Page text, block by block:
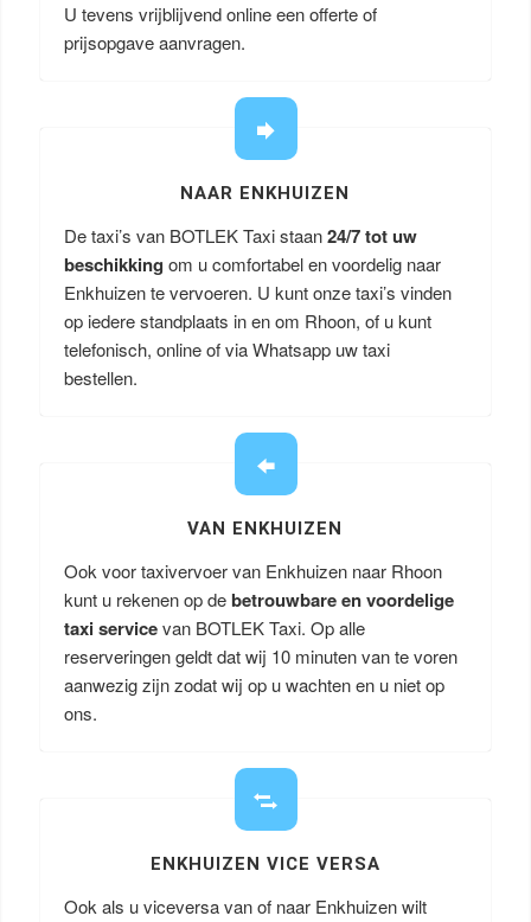
U tevens vrijblijvend online een offerte of
prijsopgave aanvragen.
NAAR ENKHUIZEN
De taxi’s van BOTLEK Taxi staan24/7 tot uw
beschikking om u comfortabel en voordelig naar
Enkhuizen te vervoeren. U kunt onze taxi’s vinden
op iedere standplaats in en om Rhoon, of u kunt
telefonisch, online of via Whatsapp uw taxi
bestellen.
VAN ENKHUIZEN
Ook voor taxivervoer van Enkhuizen naar Rhoon
kunt u rekenen op debetrouwbare en voordelige
taxi servicevan BOTLEK Taxi. Op alle
reserveringen geldt dat wij 10 minuten van te voren
aanwezig zijn zodat wij op u wachten en u niet op
ons.
ENKHUIZEN VICE VERSA
Ook als u viceversa van of naar Enkhuizen wilt